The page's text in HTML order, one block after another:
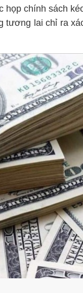
họp chính sách
tương lai chỉ ra